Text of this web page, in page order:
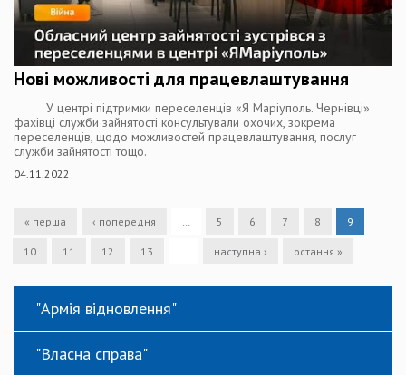
Нові можливості для працевлаштування
У центрі підтримки переселенців «Я Маріуполь. Чернівці»
фахівці служби зайнятості консультували охочих, зокрема
переселенців, щодо можливостей працевлаштування, послуг
служби зайнятості тощо.
04.11.2022
« перша ‹ попередня … 5 6 7 8 9
10 11 12 13 … наступна › остання »
"Армія відновлення"
"Власна справа"